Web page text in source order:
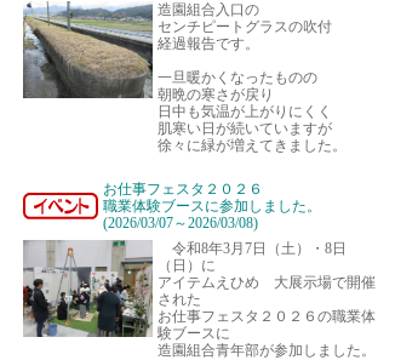
造園組合入口の
センチピートグラスの吹付
経過報告です。
一旦暖かくなったものの
朝晩の寒さが戻り
日中も気温が上がりにくく
肌寒い日が続いていますが
徐々に緑が増えてきました。
お仕事フェスタ２０２６
職業体験ブースに参加しました。
(2026/03/07～2026/03/08)
令和8年3月7日（土）・8日
（日）に
アイテムえひめ 大展示場で開催
された
お仕事フェスタ２０２６の職業体
験ブースに
造園組合青年部が参加しました。